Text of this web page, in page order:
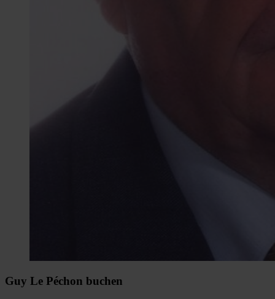
Guy Le Péchon buchen